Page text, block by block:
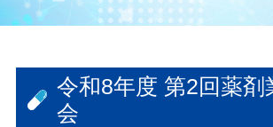
令和8年度 第2回薬剤
会